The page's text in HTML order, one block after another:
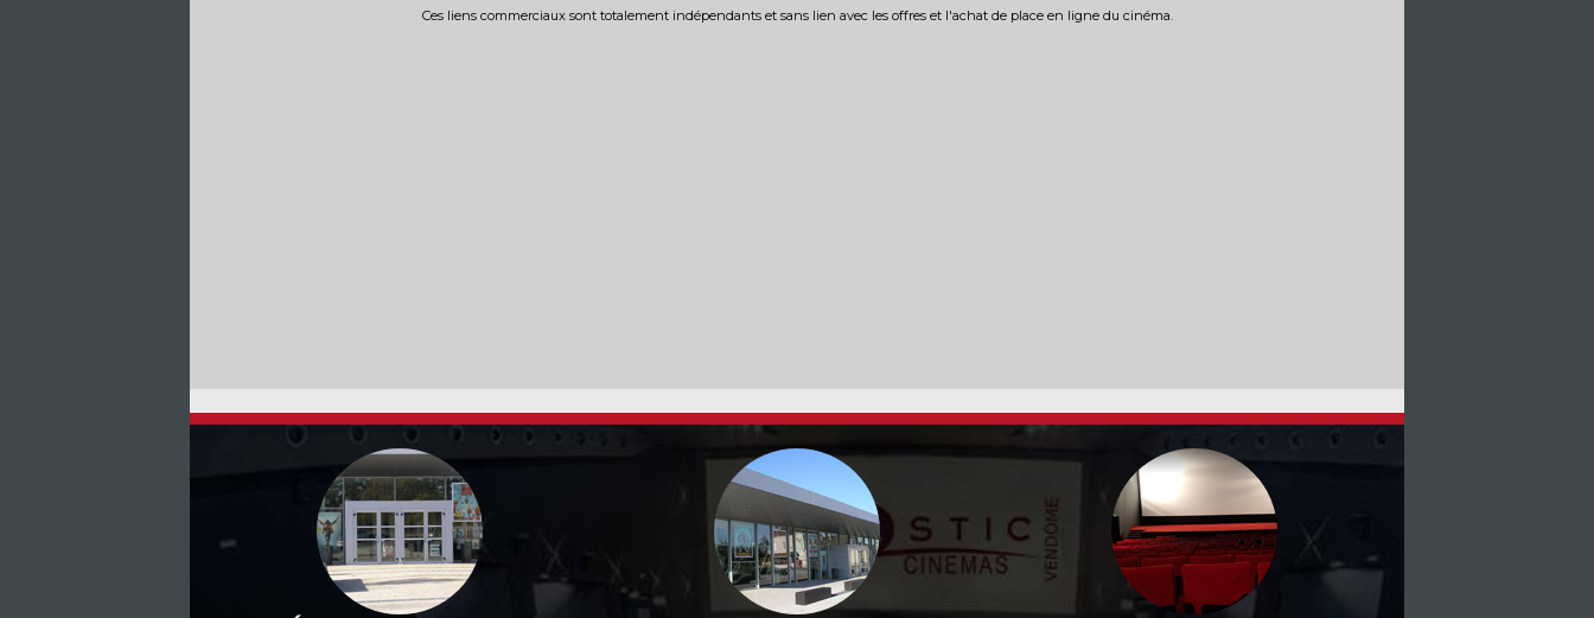
Ces liens commerciaux sont totalement indépendants et sans lien avec les offres et l'achat de place en ligne du cinéma.